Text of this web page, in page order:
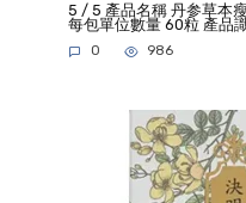
5 / 5 產品名稱 丹参草本
每包單位數量 60粒 產品
0 986